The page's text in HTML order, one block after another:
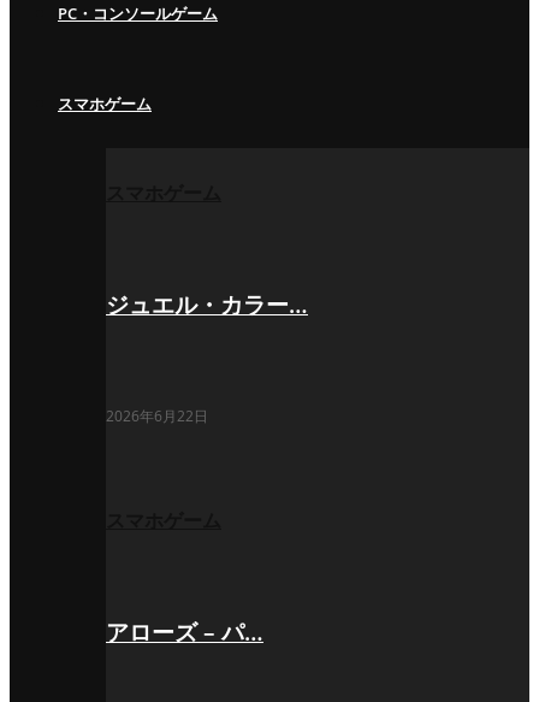
PC・コンソールゲーム
スマホゲーム
ジュエル・カラー…
2026年6月22日
アローズ – パ…